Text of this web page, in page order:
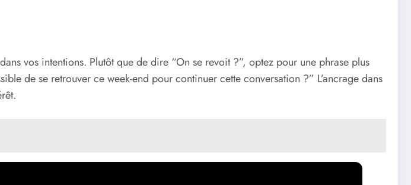
vos intentions. Plutôt que de dire “On se revoit ?”, optez pour une phrase plus
de se retrouver ce week-end pour continuer cette conversation ?” L’ancrage dans